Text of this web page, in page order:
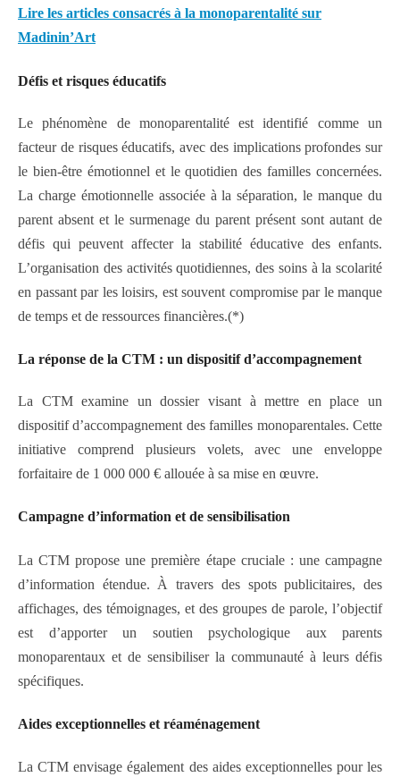
Lire les articles consacrés à la monoparentalité sur
Madinin’Art
Défis et risques éducatifs
Le phénomène de monoparentalité est identifié comme un
facteur de risques éducatifs, avec des implications profondes sur
le bien-être émotionnel et le quotidien des familles concernées.
La charge émotionnelle associée à la séparation, le manque du
parent absent et le surmenage du parent présent sont autant de
défis qui peuvent affecter la stabilité éducative des enfants.
L’organisation des activités quotidiennes, des soins à la scolarité
en passant par les loisirs, est souvent compromise par le manque
de temps et de ressources financières.(*)
La réponse de la CTM : un dispositif d’accompagnement
La CTM examine un dossier visant à mettre en place un
dispositif d’accompagnement des familles monoparentales. Cette
initiative comprend plusieurs volets, avec une enveloppe
forfaitaire de 1 000 000 € allouée à sa mise en œuvre.
Campagne d’information et de sensibilisation
La CTM propose une première étape cruciale : une campagne
d’information étendue. À travers des spots publicitaires, des
affichages, des témoignages, et des groupes de parole, l’objectif
est d’apporter un soutien psychologique aux parents
monoparentaux et de sensibiliser la communauté à leurs défis
spécifiques.
Aides exceptionnelles et réaménagement
La CTM envisage également des aides exceptionnelles pour les